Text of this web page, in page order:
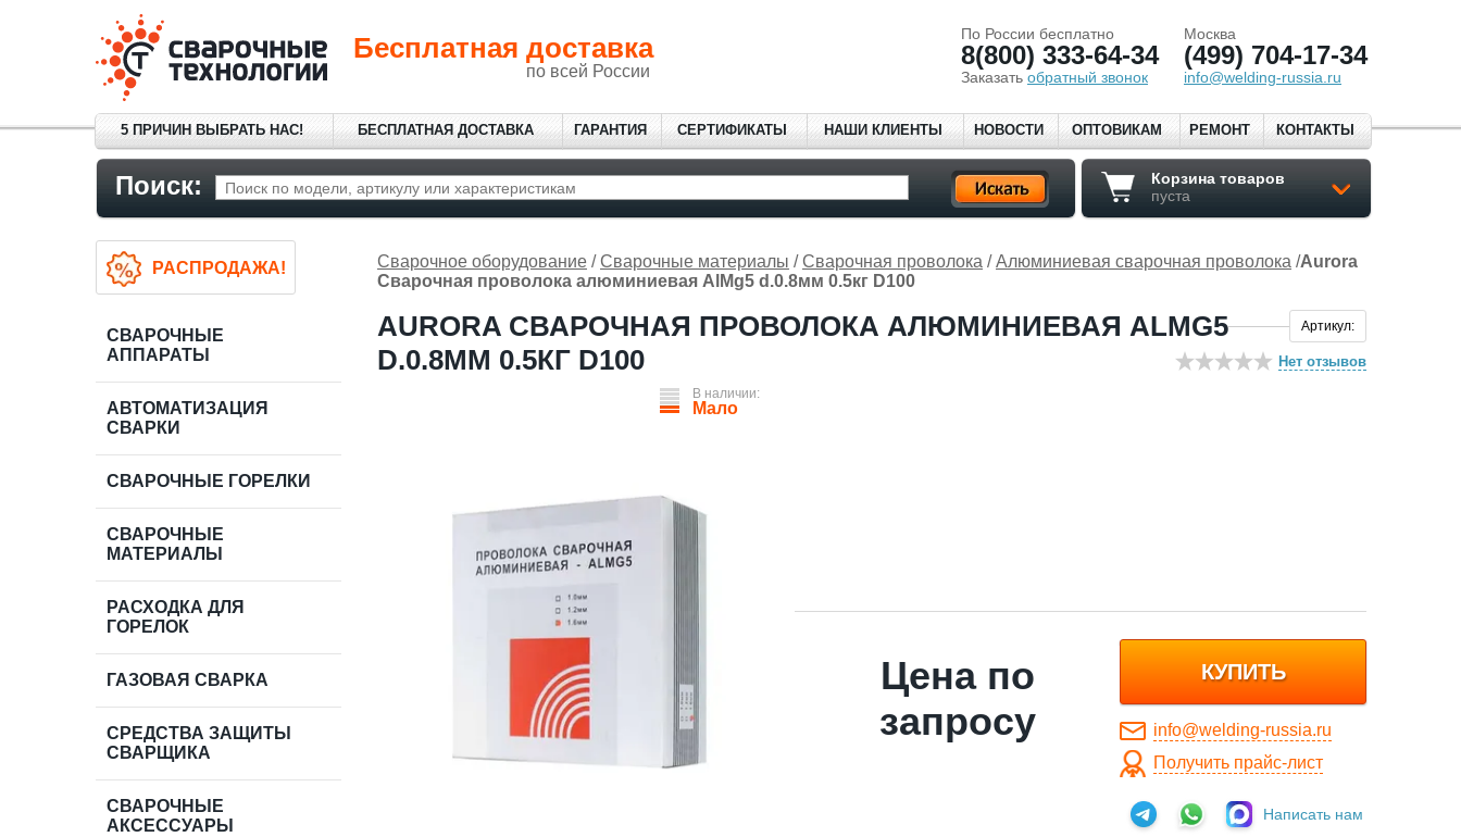
Бесплатная доставка
по всей России
По России бесплатно
8(800) 333-64-34
Заказать обратный звонок
Москва
(499) 704-17-34
info@welding-russia.ru
5 ПРИЧИН ВЫБРАТЬ НАС! БЕСПЛАТНАЯ ДОСТАВКА ГАРАНТИЯ СЕРТИФИКАТЫ НАШИ КЛИЕНТЫ НОВОСТИ ОПТОВИКАМ РЕМОНТ КОНТАКТЫ
Поиск:
Корзина товаров
пуста
Сварочное оборудование / Сварочные материалы / Сварочная проволока / Алюминиевая сварочная проволока /Aurora
Сварочная проволока алюминиевая AlMg5 d.0.8мм 0.5кг D100
AURORA СВАРОЧНАЯ ПРОВОЛОКА АЛЮМИНИЕВАЯ ALMG5
D.0.8ММ 0.5КГ D100
Нет отзывов
Артикул:
В наличии:
Мало
Цена по
запросу
КУПИТЬ
info@welding-russia.ru
Получить прайс-лист
Написать нам
РАСПРОДАЖА!
СВАРОЧНЫЕ
АППАРАТЫ
АВТОМАТИЗАЦИЯ
СВАРКИ
СВАРОЧНЫЕ ГОРЕЛКИ
СВАРОЧНЫЕ
МАТЕРИАЛЫ
РАСХОДКА ДЛЯ
ГОРЕЛОК
ГАЗОВАЯ СВАРКА
СРЕДСТВА ЗАЩИТЫ
СВАРЩИКА
СВАРОЧНЫЕ
АКСЕССУАРЫ